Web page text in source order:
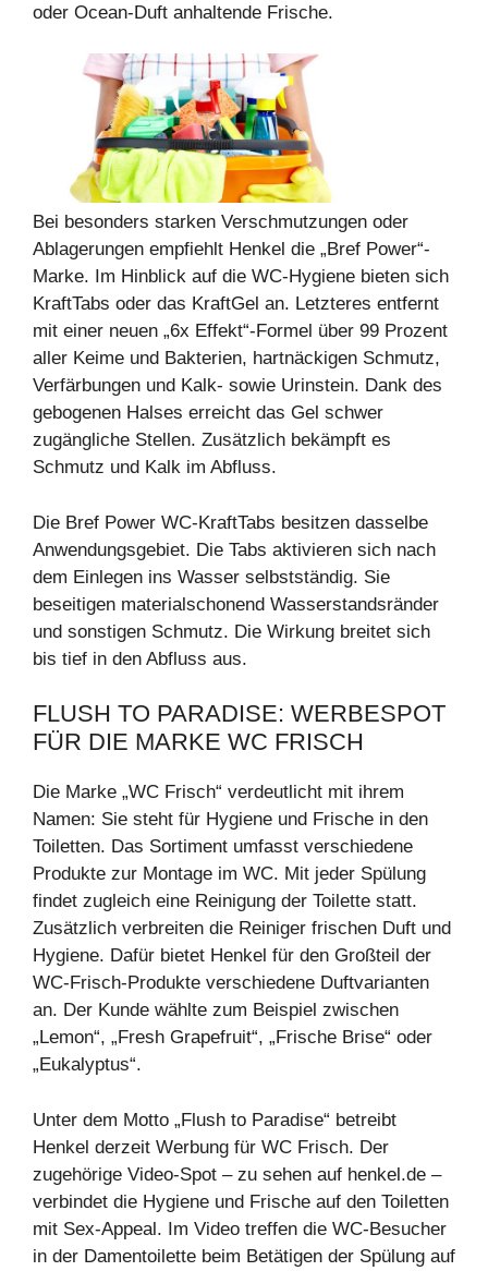
oder Ocean-Duft anhaltende Frische.
Bei besonders starken Verschmutzungen oder
Ablagerungen empfiehlt Henkel die „Bref Power“-
Marke. Im Hinblick auf die WC-Hygiene bieten sich
KraftTabs oder das KraftGel an. Letzteres entfernt
mit einer neuen „6x Effekt“-Formel über 99 Prozent
aller Keime und Bakterien, hartnäckigen Schmutz,
Verfärbungen und Kalk- sowie Urinstein. Dank des
gebogenen Halses erreicht das Gel schwer
zugängliche Stellen. Zusätzlich bekämpft es
Schmutz und Kalk im Abfluss.
Die Bref Power WC-KraftTabs besitzen dasselbe
Anwendungsgebiet. Die Tabs aktivieren sich nach
dem Einlegen ins Wasser selbstständig. Sie
beseitigen materialschonend Wasserstandsränder
und sonstigen Schmutz. Die Wirkung breitet sich
bis tief in den Abfluss aus.
FLUSH TO PARADISE: WERBESPOT
FÜR DIE MARKE WC FRISCH
Die Marke „WC Frisch“ verdeutlicht mit ihrem
Namen: Sie steht für Hygiene und Frische in den
Toiletten. Das Sortiment umfasst verschiedene
Produkte zur Montage im WC. Mit jeder Spülung
findet zugleich eine Reinigung der Toilette statt.
Zusätzlich verbreiten die Reiniger frischen Duft und
Hygiene. Dafür bietet Henkel für den Großteil der
WC-Frisch-Produkte verschiedene Duftvarianten
an. Der Kunde wählte zum Beispiel zwischen
„Lemon“, „Fresh Grapefruit“, „Frische Brise“ oder
„Eukalyptus“.
Unter dem Motto „Flush to Paradise“ betreibt
Henkel derzeit Werbung für WC Frisch. Der
zugehörige Video-Spot – zu sehen auf henkel.de –
verbindet die Hygiene und Frische auf den Toiletten
mit Sex-Appeal. Im Video treffen die WC-Besucher
in der Damentoilette beim Betätigen der Spülung auf